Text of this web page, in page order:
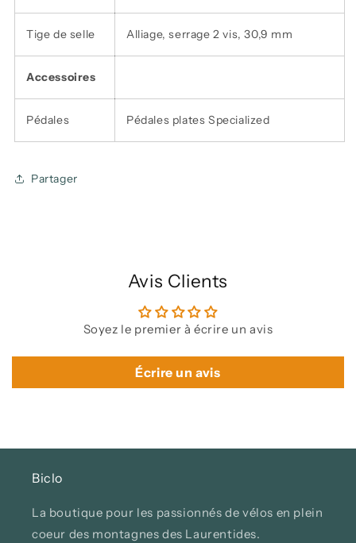
Tige de selle Alliage, serrage 2 vis, 30,9 mm
Accessoires
Pédales Pédales plates Specialized
Partager
Avis Clients
Soyez le premier à écrire un avis
Écrire un avis
Biclo
La boutique pour les passionnés de vélos en plein
coeur des montagnes des Laurentides.